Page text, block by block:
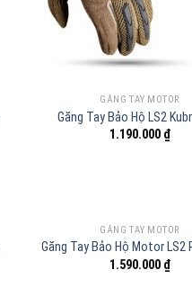
GĂNG TAY MOTOR
Găng Tay Bảo Hộ LS2
1.190.000 ₫
GĂNG TAY MOTOR
Găng Tay Bảo Hộ Motor LS2
1.590.000 ₫